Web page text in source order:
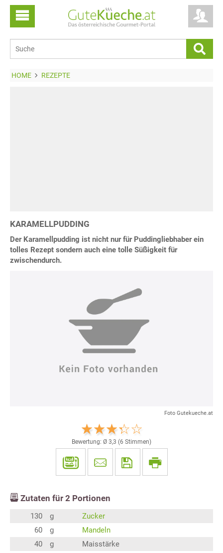
HOME REZEPTE
KARAMELLPUDDING
Der Karamellpudding ist nicht nur für Puddingliebhaber ein
tolles Rezept sondern auch eine tolle Süßigkeit für
zwischendurch.
Foto Gutekueche.at
Bewertung: Ø 3,3 (6 Stimmen)
Zutaten für 2 Portionen
130 g
Zucker
60
g
Mandeln
40
g
Maisstärke